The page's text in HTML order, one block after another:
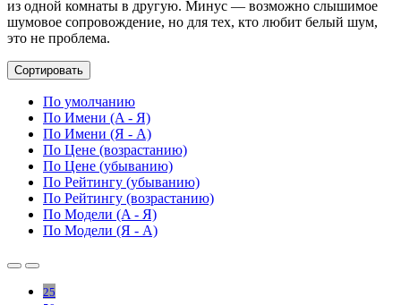
из одной комнаты в другую. Минус — возможно слышимое
шумовое сопровождение, но для тех, кто любит белый шум,
это не проблема.
Сортировать
По умолчанию
По Имени (A - Я)
По Имени (Я - A)
По Цене (возрастанию)
По Цене (убыванию)
По Рейтингу (убыванию)
По Рейтингу (возрастанию)
По Модели (A - Я)
По Модели (Я - A)
25